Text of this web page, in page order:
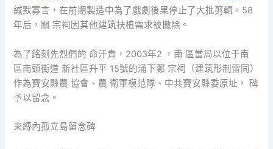
緘默寡言，在前期製造中為了戲劇後果停止了大批剪輯。58
年后，關 宗祠因其他建筑扶植需求被撤除。
為了銘刻先烈們的 命汗青，2003年2 ，南 區當局以位于南
區南頭街道 新社區升平 15號的涌下鄭 宗祠（建筑形制雷同）
作為寶安縣農 協會、農 衛軍模范隊、中共寶安縣委原址， 碑
予以留念。
束縛內孤立島留念碑